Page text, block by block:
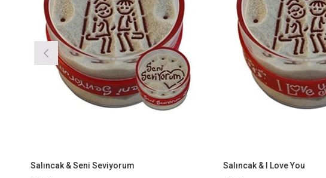
Salıncak & Seni Seviyorum Salıncak & I Love You